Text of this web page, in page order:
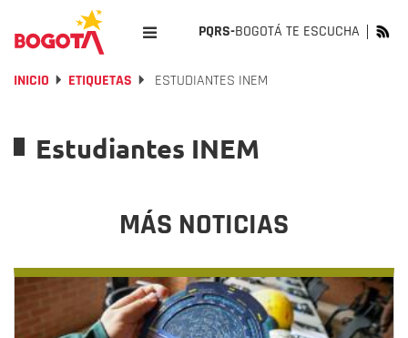
PQRS-BOGOTÁ TE ESCUCHA
INICIO ETIQUETAS ESTUDIANTES INEM
Estudiantes INEM
MÁS NOTICIAS